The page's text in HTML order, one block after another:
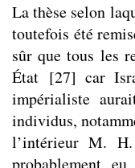
La thèse selon
toutefois été
sûr que tous les
État [27] car
impérialiste
individus,
l’intérieur M.